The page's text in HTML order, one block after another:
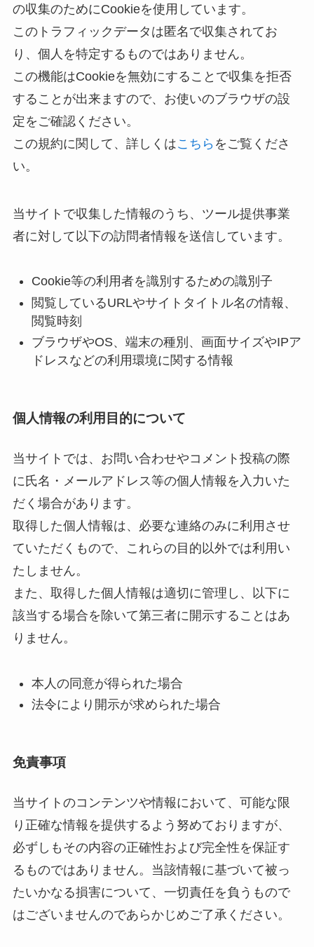
の収集のためにCookieを使用しています。
このトラフィックデータは匿名で収集されてお
り、個人を特定するものではありません。
この機能はCookieを無効にすることで収集を拒否
することが出来ますので、お使いのブラウザの設
定をご確認ください。
この規約に関して、詳しくはこちら をご覧くださ
い。
当サイトで収集した情報のうち、ツール提供事業
者に対して以下の訪問者情報を送信しています。
Cookie等の利用者を識別するための識別子
閲覧しているURLやサイトタイトル名の情報、
閲覧時刻
ブラウザやOS、端末の種別、画面サイズやIPア
ドレスなどの利用環境に関する情報
個人情報の利用目的について
当サイトでは、お問い合わせやコメント投稿の際
に氏名・メールアドレス等の個人情報を入力いた
だく場合があります。
取得した個人情報は、必要な連絡のみに利用させ
ていただくもので、これらの目的以外では利用い
たしません。
また、取得した個人情報は適切に管理し、以下に
該当する場合を除いて第三者に開示することはあ
りません。
本人の同意が得られた場合
法令により開示が求められた場合
免責事項
当サイトのコンテンツや情報において、可能な限
り正確な情報を提供するよう努めておりますが、
必ずしもその内容の正確性および完全性を保証す
るものではありません。当該情報に基づいて被っ
たいかなる損害について、一切責任を負うもので
はございませんのであらかじめご了承ください。